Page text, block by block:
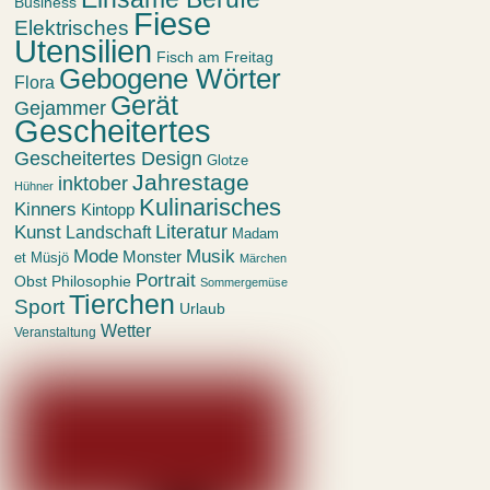
Elektrisches Fiese
Utensilien Fisch am Freitag
Flora Gebogene Wörter
Gejammer Gerät
Gescheitertes
Gescheitertes Design Glotze
Hühner inktober Jahrestage
Kinners Kintopp Kulinarisches
Kunst Landschaft Literatur Madam
et Müsjö Mode Monster Musik Märchen
Obst Philosophie Portrait Sommergemüse
SportTierchen Urlaub
Veranstaltung Wetter